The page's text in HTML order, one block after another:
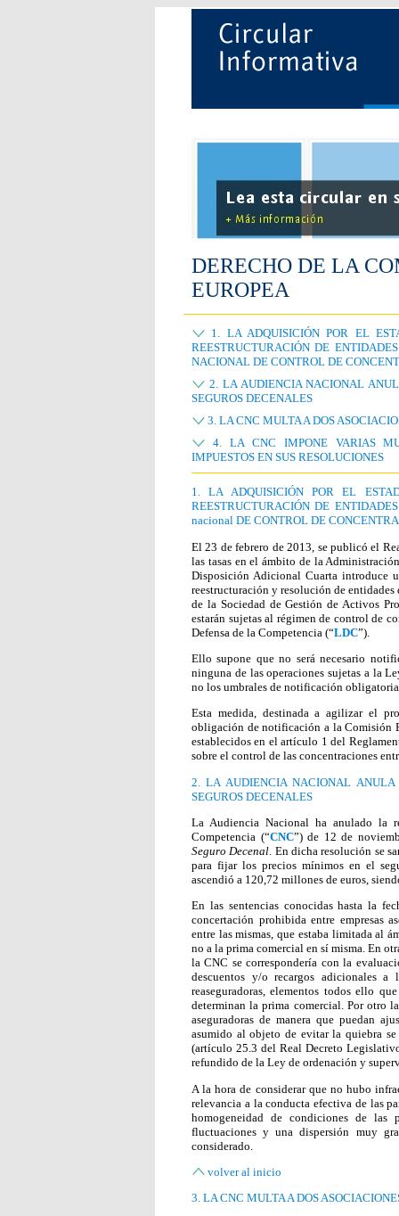
DERECHO DE LA
EUROPEA
1. LA ADQUISICIÓN POR EL
REESTRUCTURACIÓN DE
NACIONAL DE CONTROL DE
2. LA AUDIENCIA NACIONAL
SEGUROS DECENALES
3. LA CNC MULTA A DOS
4. LA CNC IMPONE VARIAS
IMPUESTOS EN SUS RESOLUCIONES
1. LA ADQUISICIÓN POR EL
REESTRUCTURACIÓN DE
nacional DE CONTROL DE
El 23 de febrero de 2013, se publicó el
las tasas en el ámbito de la
Disposición Adicional Cuarta introduce
reestructuración y resolución de
de la Sociedad de Gestión de Activos
estarán sujetas al régimen de control de
Defensa de la Competencia (“LDC”).
Ello supone que no será necesario
ninguna de las operaciones sujetas a la
no los umbrales de notificación
Esta medida, destinada a agilizar el
obligación de notificación a la Comisión
establecidos en el artículo 1 del
sobre el control de las concentraciones
2. LA AUDIENCIA NACIONAL
SEGUROS DECENALES
La Audiencia Nacional ha anulado la
Competencia (“CNC”) de 12 de
Seguro Decenal . En dicha resolución se
para fijar los precios mínimos en el
ascendió a 120,72 millones de euros,
En las sentencias conocidas hasta la
concertación prohibida entre empresas
entre las mismas, que estaba limitada al
no a la prima comercial en sí misma. En
la CNC se correspondería con la
descuentos y/o recargos adicionales
reaseguradoras, elementos todos ello
determinan la prima comercial. Por otro
aseguradoras de manera que puedan
asumido al objeto de evitar la quiebra
(artículo 25.3 del Real Decreto
refundido de la Ley de ordenación y
A la hora de considerar que no hubo
relevancia a la conducta efectiva de las
homogeneidad de condiciones de las
fluctuaciones y una dispersión muy
considerado.
volver al inicio
3. LA CNC MULTA A DOS